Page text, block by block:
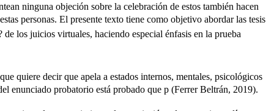
ninguna objeción sobre la celebración de estos también hacen
personas. El presente texto tiene como objetivo abordar las tesis
los juicios virtuales, haciendo especial énfasis en la prueba
quiere decir que apela a estados internos, mentales, psicológicos
probatorio está probado que p (Ferrer Beltrán, 2019).